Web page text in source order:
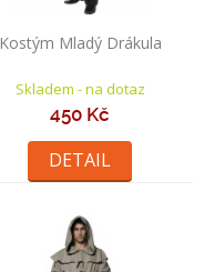
Kostým Mladý Drákula
Skladem - na dotaz
450 Kč
DETAIL